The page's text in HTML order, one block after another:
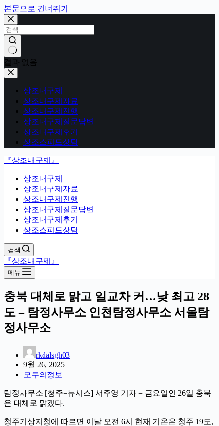
본문으로 건너뛰기
결과 없음
상조내구제
상조내구제자료
상조내구제진행
상조내구제질문답변
상조내구제후기
상조스피드상담
『상조내구제』
상조내구제
상조내구제자료
상조내구제진행
상조내구제질문답변
상조내구제후기
상조스피드상담
검색
『상조내구제』
메뉴
충북 대체로 맑고 일교차 커…낮 최고 28
도 – 탐정사무소 인천탐정사무소 서울탐
정사무소
rkdalsgh03
9월 26, 2025
모두의정보
탐정사무소 [청주=뉴시스] 서주영 기자 = 금요일인 26일 충북
은 대체로 맑겠다.
청주기상지청에 따르면 이날 오전 6시 현재 기온은 청주 19도,